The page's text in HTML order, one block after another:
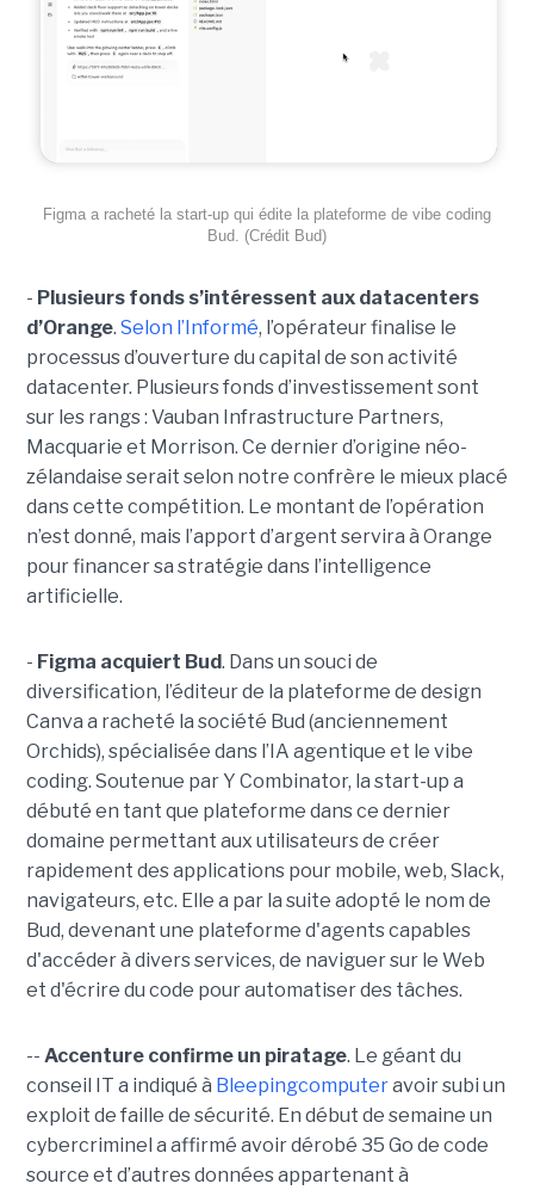
Figma a racheté la start-up qui édite la plateforme de vibe coding
Bud. (Crédit Bud)
- Plusieurs fonds s’intéressent aux datacenters
d’Orange. Selon l’Informé, l’opérateur finalise le
processus d’ouverture du capital de son activité
datacenter. Plusieurs fonds d’investissement sont
sur les rangs : Vauban Infrastructure Partners,
Macquarie et Morrison. Ce dernier d’origine néo-
zélandaise serait selon notre confrère le mieux placé
dans cette compétition. Le montant de l’opération
n’est donné, mais l’apport d’argent servira à Orange
pour financer sa stratégie dans l’intelligence
artificielle.
- Figma acquiert Bud. Dans un souci de
diversification, l’éditeur de la plateforme de design
Canva a racheté la société Bud (anciennement
Orchids), spécialisée dans l’IA agentique et le vibe
coding. Soutenue par Y Combinator, la start-up a
débuté en tant que plateforme dans ce dernier
domaine permettant aux utilisateurs de créer
rapidement des applications pour mobile, web, Slack,
navigateurs, etc. Elle a par la suite adopté le nom de
Bud, devenant une plateforme d'agents capables
d'accéder à divers services, de naviguer sur le Web
et d'écrire du code pour automatiser des tâches.
-- Accenture confirme un piratage. Le géant du
conseil IT a indiqué à Bleepingcomputeravoir subi un
exploit de faille de sécurité. En début de semaine un
cybercriminel a affirmé avoir dérobé 35 Go de code
source et d’autres données appartenant à